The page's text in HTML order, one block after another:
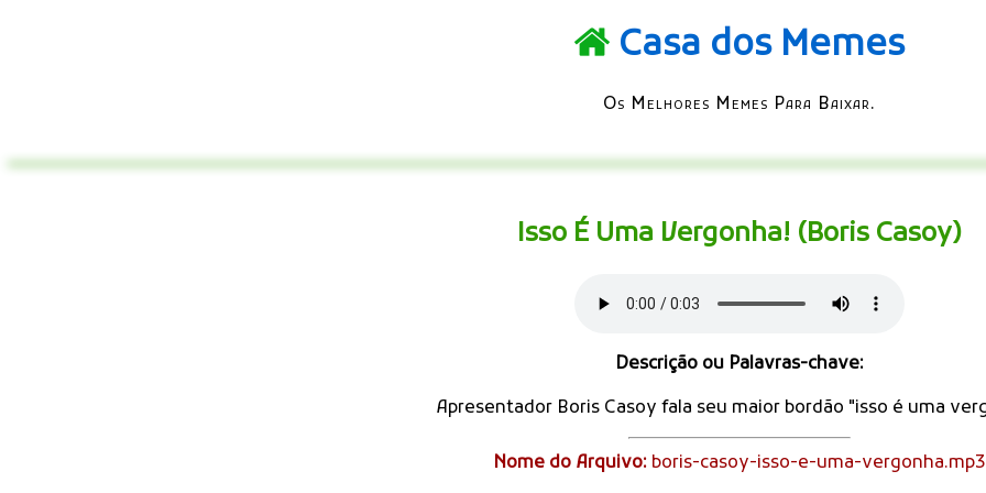
Casa dos Memes
Os Melhores Memes Para Baixar.
Isso É Uma Vergonha! (Boris Casoy)
Descrição ou Palavras-chave:
Apresentador Boris Casoy fala seu maior bordão "isso é uma
Nome do Arquivo: boris-casoy-isso-e-uma-vergonha.mp3